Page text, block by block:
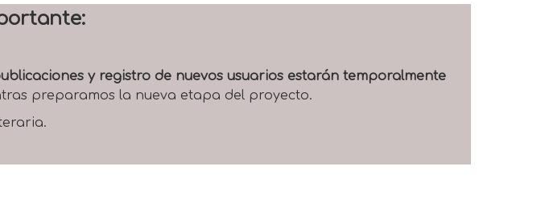
y registro de nuevos usuarios estarán temporalmente
preparamos la nueva etapa del proyecto.